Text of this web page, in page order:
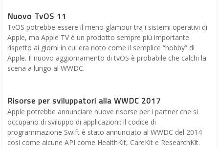
Nuovo TvOS 11
TvOS potrebbe essere il meno glamour tra i sistemi operativi di
Apple, ma Apple TV è un prodotto sempre più importante
rispetto ai giorni in cui era noto come il semplice “hobby” di
Apple. Il nuovo aggiornamento di tvOS è probabile che calchi la
scena a lungo al WWDC.
Risorse per sviluppatori alla WWDC 2017
Apple potrebbe annunciare nuove risorse per i partner che si
occupano di sviluppo di applicazioni: il codice di
programmazione Swift è stato annunciato al WWDC del 2014
così come alcune API come HealthKit, CareKit e ResearchKit.